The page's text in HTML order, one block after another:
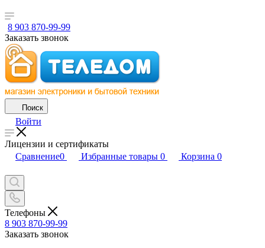
8 903 870-99-99
Заказать звонок
Поиск
Войти
Лицензии и сертификаты
Сравнение0 Избранные товары 0 Корзина 0
Телефоны
8 903 870-99-99
Заказать звонок